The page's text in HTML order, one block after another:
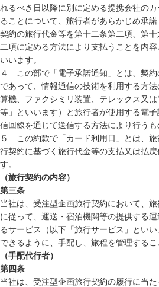
れるべき日以降に別に定める提携会社の
ることについて、旅行者があらかじめ承
契約の旅行代金等を第十二条第二項、第
二項に定める方法により支払うことを内
いいます。
４ この部で「電子承諾通知」とは、契
であって、情報通信の技術を利用する方
算機、ファクシミリ装置、テレックス又
等」といいます）と旅行者が使用する電
信回線を通じて送信する方法により行うも
５ この約款で「カード利用日」とは、
行契約に基づく旅行代金等の支払又は払
す。
（旅行契約の内容）
第三条
当社は、受注型企画旅行契約において、
に従って、運送・宿泊機関等の提供する
るサービス（以下「旅行サービス」とい
できるように、手配し、旅程を管理するこ
（手配代行者）
第四条
当社は、受注型企画旅行契約の履行に当